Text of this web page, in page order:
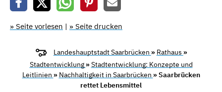
» Seite vorlesen | » Seite drucken
Landeshauptstadt Saarbrücken » Rathaus »
Stadtentwicklung »Stadtentwicklung: Konzepte und
Leitlinien » Nachhaltigkeit in Saarbrücken » Saarbrücken
rettet Lebensmittel